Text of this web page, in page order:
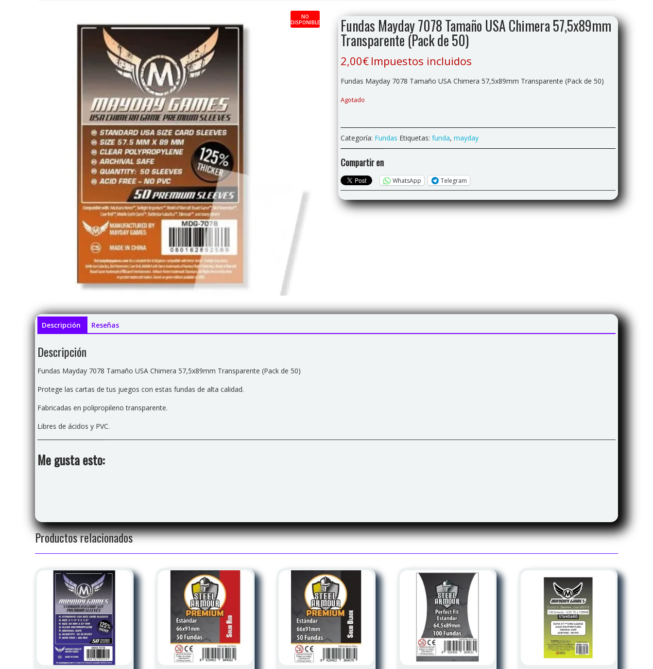
NO
DISPONIBLE
Fundas Mayday 7078 Tamaño USA Chimera 57,5x89mm
Transparente (Pack de 50)
2,00€ Impuestos incluidos
Fundas Mayday 7078 Tamaño USA Chimera 57,5x89mm Transparente (Pack de 50)
Agotado
Categoría: Fundas Etiquetas: funda, mayday
Compartir en
WhatsApp Telegram
Descripción Reseñas
Descripción
Fundas Mayday 7078 Tamaño USA Chimera 57,5x89mm Transparente (Pack de 50)
Protege las cartas de tus juegos con estas fundas de alta calidad.
Fabricadas en polipropileno transparente.
Libres de ácidos y PVC.
Me gusta esto:
Productos relacionados